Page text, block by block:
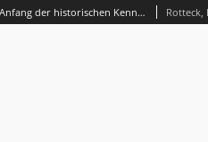
Allgemeine Geschichte vom Anfang der historischen Kenntniß bis auf unsere Zeiten : für denkende Geschichtsfreunde. Bd. 1